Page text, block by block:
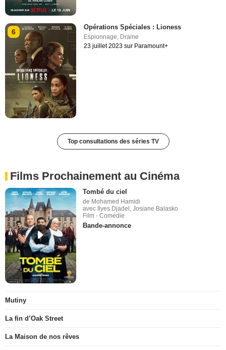
6
Opérations Spéciales : Lioness
Espionnage, Drame
23 juillet 2023 sur Paramount+
Top consultations des séries TV
Films Prochainement au Cinéma
Tombé du ciel
de Mohamed Hamidi
avec Ilyes Djadel, Josiane Balasko
Film - Comédie
Bande-annonce
Mutiny
La fin d’Oak Street
La Maison de nos rêves